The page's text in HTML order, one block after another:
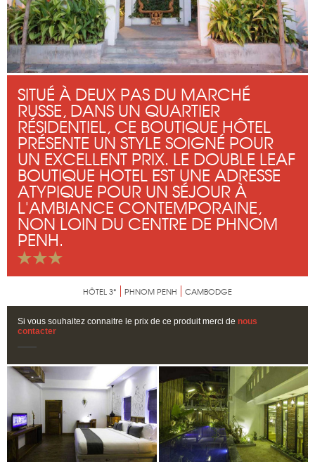
SITUÉ À DEUX PAS DU MARCHÉ
RUSSE, DANS UN QUARTIER
RÉSIDENTIEL, CE BOUTIQUE HÔTEL
PRÉSENTE UN STYLE SOIGNÉ POUR
UN EXCELLENT PRIX. LE DOUBLE LEAF
BOUTIQUE HOTEL EST UNE ADRESSE
ATYPIQUE POUR UN SÉJOUR À
L'AMBIANCE CONTEMPORAINE,
NON LOIN DU CENTRE DE PHNOM
PENH.
HÔTEL 3* PHNOM PENH CAMBODGE
Si vous souhaitez connaitre le prix de ce produit merci de nous
contacter